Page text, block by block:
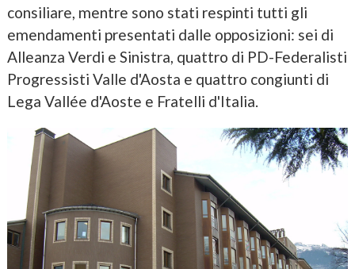
consiliare, mentre sono stati respinti tutti gli
emendamenti presentati dalle opposizioni: sei di
Alleanza Verdi e Sinistra, quattro di PD-Federalisti
Progressisti Valle d'Aosta e quattro congiunti di
Lega Vallée d'Aoste e Fratelli d'Italia.